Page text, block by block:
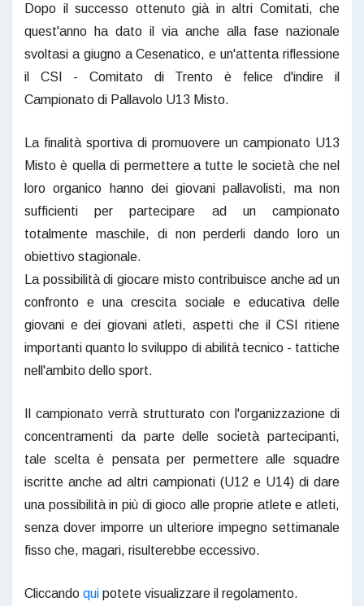
Dopo il successo ottenuto già in altri Comitati, che
quest'anno ha dato il via anche alla fase nazionale
svoltasi a giugno a Cesenatico, e un'attenta riflessione
il CSI - Comitato di Trento è felice d'indire il
Campionato di Pallavolo U13 Misto.
La finalità sportiva di promuovere un campionato U13
Misto è quella di permettere a tutte le società che nel
loro organico hanno dei giovani pallavolisti, ma non
sufficienti per partecipare ad un campionato
totalmente maschile, di non perderli dando loro un
obiettivo stagionale.
La possibilità di giocare misto contribuisce anche ad un
confronto e una crescita sociale e educativa delle
giovani e dei giovani atleti, aspetti che il CSI ritiene
importanti quanto lo sviluppo di abilità tecnico - tattiche
nell'ambito dello sport.
Il campionato verrà strutturato con l'organizzazione di
concentramenti da parte delle società partecipanti,
tale scelta è pensata per permettere alle squadre
iscritte anche ad altri campionati (U12 e U14) di dare
una possibilità in più di gioco alle proprie atlete e atleti,
senza dover imporre un ulteriore impegno settimanale
fisso che, magari, risulterebbe eccessivo.
Cliccando qui potete visualizzare il regolamento.